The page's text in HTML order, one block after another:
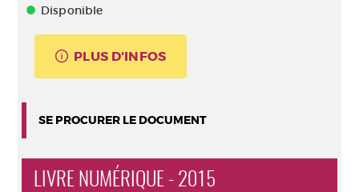
Disponible
PLUS D'INFOS
SE PROCURER LE DOCUMENT
LIVRE NUMÉRIQUE - 2015